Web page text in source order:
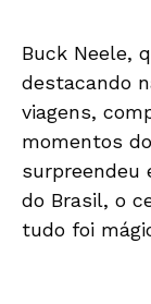
Buck Neele,
destacando
viagens,
momentos
surpreendeu
do Brasil, o
tudo foi